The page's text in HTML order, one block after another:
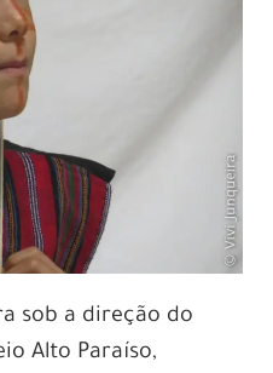
sob a direção do
Alto Paraíso,